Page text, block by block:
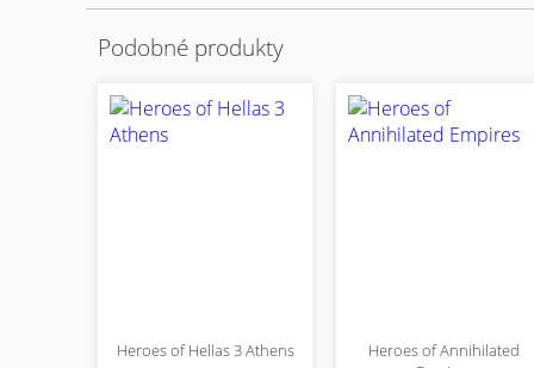
Podobné produkty
Heroes of Hellas 3 Athens
Heroes of Annihilated